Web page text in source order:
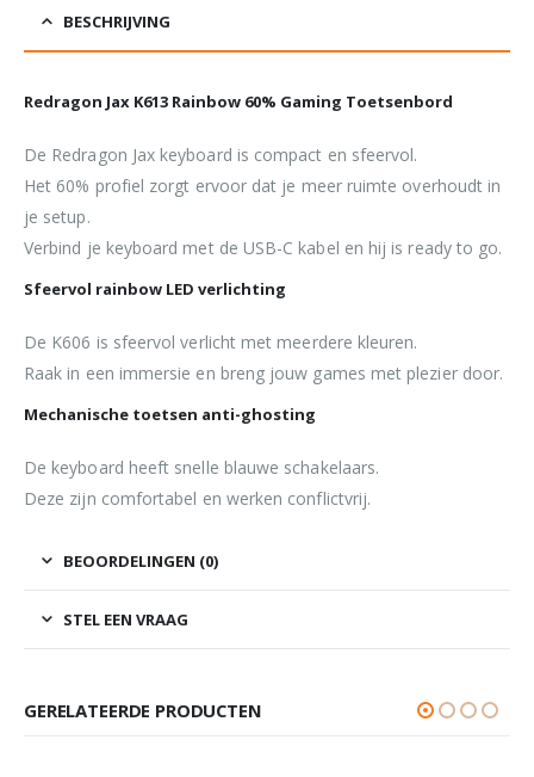
BESCHRIJVING
Redragon Jax K613 Rainbow 60% Gaming Toetsenbord
De Redragon Jax keyboard is compact en sfeervol.
Het 60% profiel zorgt ervoor dat je meer ruimte overhoudt in
je setup.
Verbind je keyboard met de USB-C kabel en hij is ready to go.
Sfeervol rainbow LED verlichting
De K606 is sfeervol verlicht met meerdere kleuren.
Raak in een immersie en breng jouw games met plezier door.
Mechanische toetsen anti-ghosting
De keyboard heeft snelle blauwe schakelaars.
Deze zijn comfortabel en werken conflictvrij.
BEOORDELINGEN (0)
STEL EEN VRAAG
GERELATEERDE PRODUCTEN